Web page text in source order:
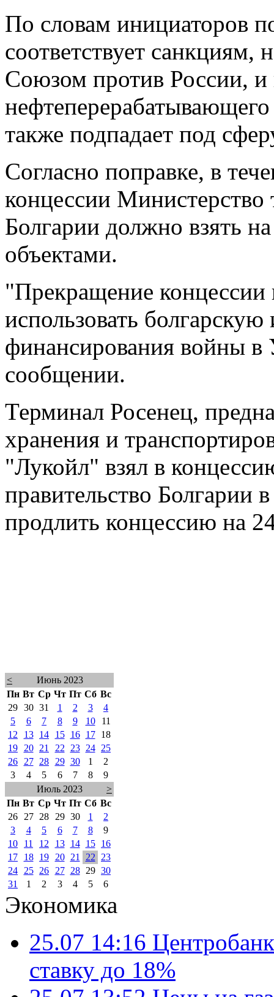
По словам инициаторов
соответствует
Союзом против России, и
также подпадает под
Согласно поправке, в
концессии
Болгарии должно взять
объектами.
"Прекращение концессии
использовать
финансирования войны в
сообщении.
Терминал Росенец,
хранения и
"Лукойл" взял в
правительство
продлить концессию на
<
Июнь 2023
Пн Вт Ср Чт Пт Сб Вс
29 30 31 1 2 3
4
5
6 7 8 9 10
11
12
13 14 15 16 17
18
19
20 21 22 23 24
25
26
27 28 29 30 1
2
3
4 5 6 7 8
9
Июль 2023
>
Пн Вт Ср Чт Пт Сб Вс
26
27 28 29 30 1
2
3
4 5 6 7 8
9
10
11 12 13 14 15
16
17
18 19 20 21 22
23
24
25 26 27 28 29 30
31
1 2 3 4 5 6
Экономика
25.07 14:16
ставку до 18%